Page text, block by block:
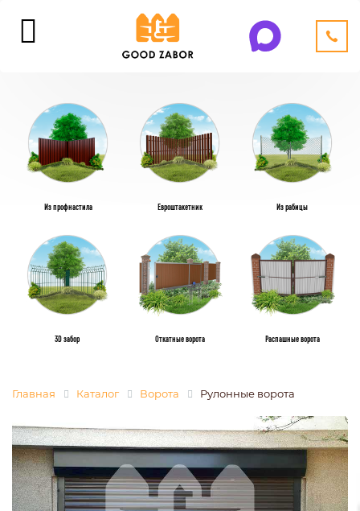
Из профнастила Евроштакетник Из рабицы
3D забор Откатные ворота Распашные ворота
Главная Каталог Ворота Рулонные ворота